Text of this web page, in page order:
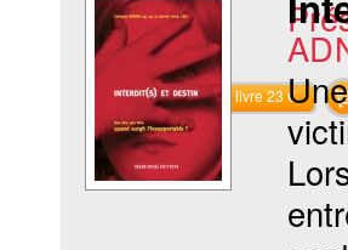
Commander le livre 23 €